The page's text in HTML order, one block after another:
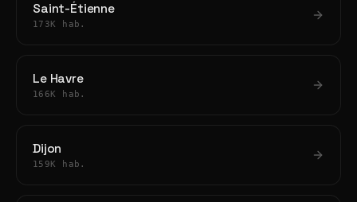
Saint-Étienne
173K hab.
Le Havre
166K hab.
Dijon
159K hab.